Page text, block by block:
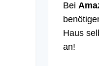
Bei
Haus
an!